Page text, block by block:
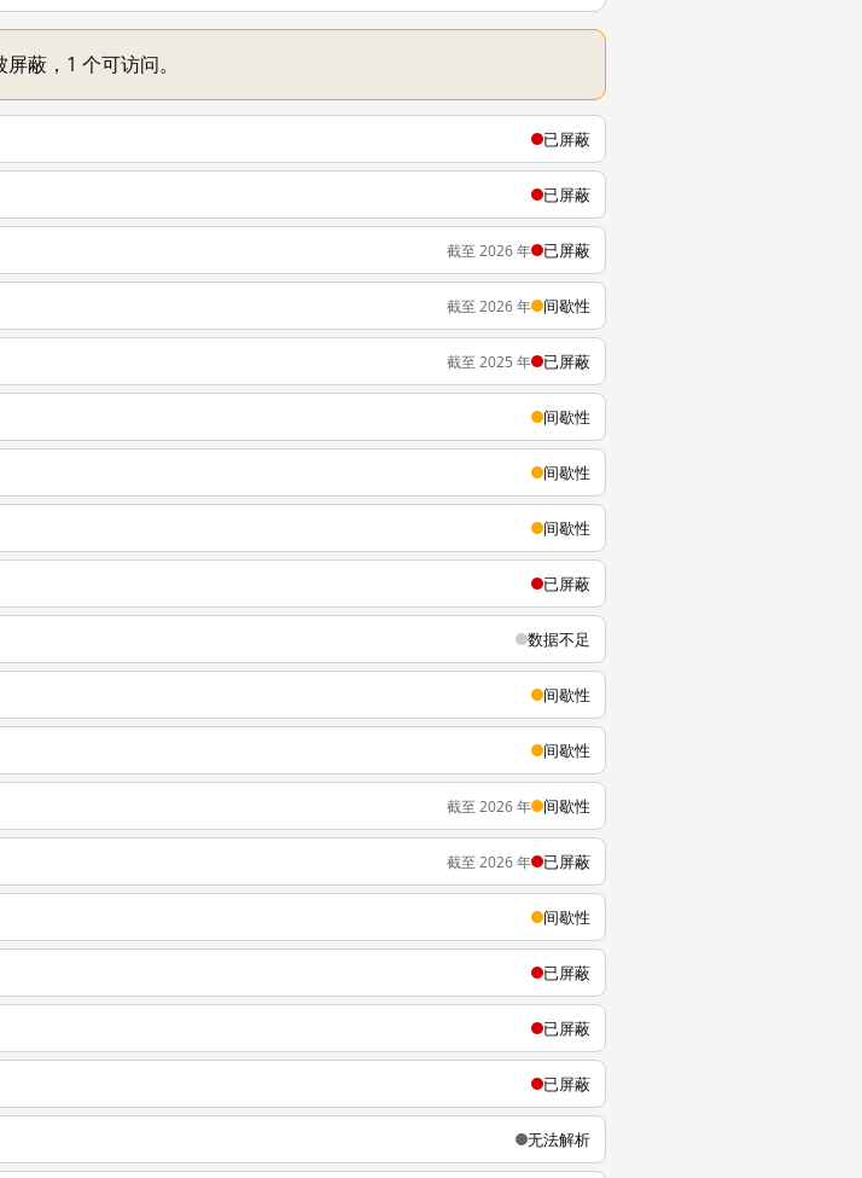
蔽，1 个可访问。
已屏蔽
已屏蔽
截至 2026 年 已屏蔽
截至 2026 年 间歇性
截至 2025 年 已屏蔽
间歇性
间歇性
间歇性
已屏蔽
数据不足
间歇性
间歇性
截至 2026 年 间歇性
截至 2026 年 已屏蔽
间歇性
已屏蔽
已屏蔽
已屏蔽
无法解析